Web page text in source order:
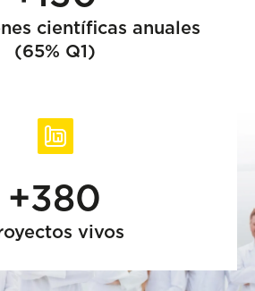
científicas anuales
(65% Q1)
+380
vivos